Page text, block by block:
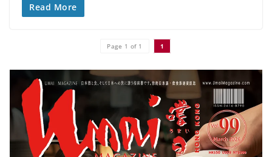
Read More
Page 1 of 1 1